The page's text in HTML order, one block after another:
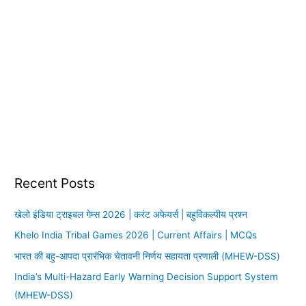
Recent Posts
खेलो इंडिया ट्राइबल गेम्स 2026 | करंट अफेयर्स | बहुविकल्पीय प्रश्न
Khelo India Tribal Games 2026 | Current Affairs | MCQs
भारत की बहु-आपदा प्रारंभिक चेतावनी निर्णय सहायता प्रणाली (MHEW-DSS)
India’s Multi-Hazard Early Warning Decision Support System
(MHEW-DSS)